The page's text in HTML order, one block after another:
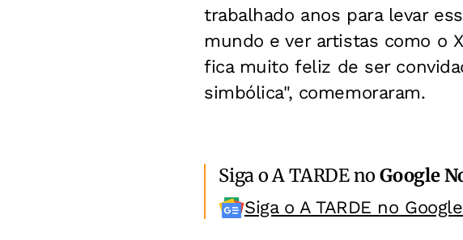
trabalhado anos para levar
mundo e ver artistas como o
fica muito feliz de ser
simbólica", comemoraram.
Siga o A TARDE noGoogle
Siga o A TARDE no